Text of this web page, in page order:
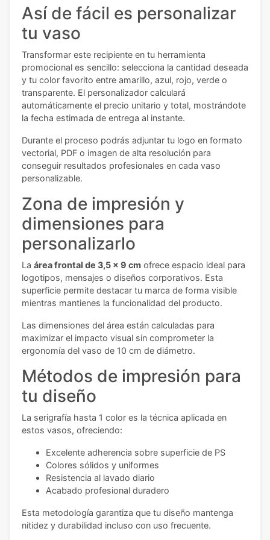
Así de fácil es personalizar
tu vaso
Transformar este recipiente en tu herramienta
promocional es sencillo: selecciona la cantidad deseada
y tu color favorito entre amarillo, azul, rojo, verde o
transparente. El personalizador calculará
automáticamente el precio unitario y total, mostrándote
la fecha estimada de entrega al instante.
Durante el proceso podrás adjuntar tu logo en formato
vectorial, PDF o imagen de alta resolución para
conseguir resultados profesionales en cada vaso
personalizable.
Zona de impresión y
dimensiones para
personalizarlo
La área frontal de 3,5 x 9 cm ofrece espacio ideal para
logotipos, mensajes o diseños corporativos. Esta
superficie permite destacar tu marca de forma visible
mientras mantienes la funcionalidad del producto.
Las dimensiones del área están calculadas para
maximizar el impacto visual sin comprometer la
ergonomía del vaso de 10 cm de diámetro.
Métodos de impresión para
tu diseño
La serigrafía hasta 1 color es la técnica aplicada en
estos vasos, ofreciendo:
Excelente adherencia sobre superficie de PS
Colores sólidos y uniformes
Resistencia al lavado diario
Acabado profesional duradero
Esta metodología garantiza que tu diseño mantenga
nitidez y durabilidad incluso con uso frecuente.